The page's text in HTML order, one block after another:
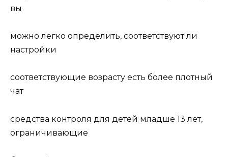
вы
можно легко определить, соответствуют ли
настройки
соответствующие возрасту есть более плотный
чат
средства контроля для детей младше 13 лет,
ограничивающие